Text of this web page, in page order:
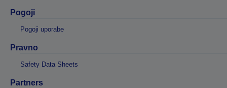
Pogoji
Pogoji uporabe
Pravno
Safety Data Sheets
Partners